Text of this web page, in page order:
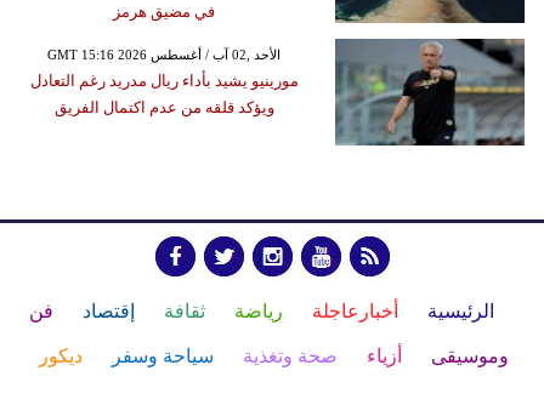
في مضيق هرمز
GMT 15:16 2026 الأحد ,02 آب / أغسطس
مورينيو يشيد بأداء ريال مدريد رغم التعادل
ويؤكد قلقه من عدم اكتمال الفريق
الرئيسية أخبارعاجلة رياضة ثقافة إقتصاد فن
وموسيقى أزياء صحة وتغذية سياحة وسفر ديكور